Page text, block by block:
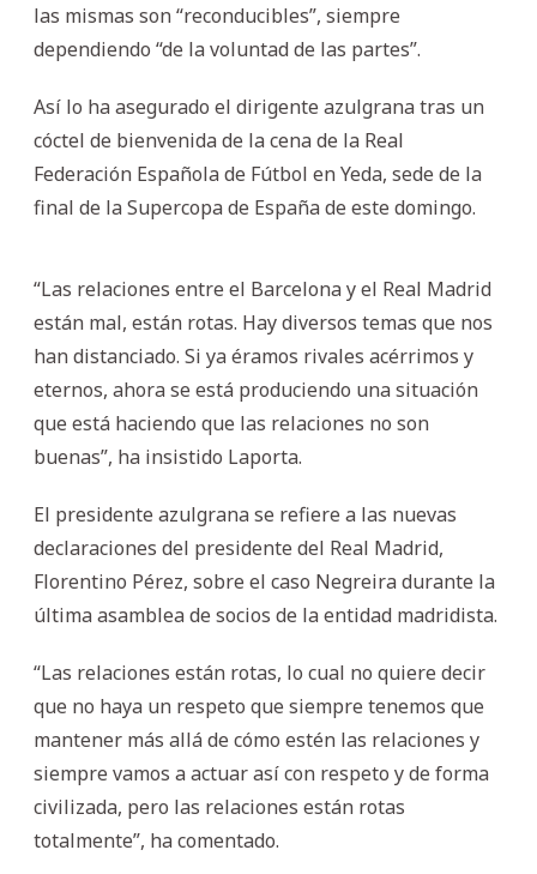
las mismas son “reconducibles”, siempre
dependiendo “de la voluntad de las partes”.
Así lo ha asegurado el dirigente azulgrana tras un
cóctel de bienvenida de la cena de la Real
Federación Española de Fútbol en Yeda, sede de la
final de la Supercopa de España de este domingo.
“Las relaciones entre el Barcelona y el Real Madrid
están mal, están rotas. Hay diversos temas que nos
han distanciado. Si ya éramos rivales acérrimos y
eternos, ahora se está produciendo una situación
que está haciendo que las relaciones no son
buenas”, ha insistido Laporta.
El presidente azulgrana se refiere a las nuevas
declaraciones del presidente del Real Madrid,
Florentino Pérez, sobre el caso Negreira durante la
última asamblea de socios de la entidad madridista.
“Las relaciones están rotas, lo cual no quiere decir
que no haya un respeto que siempre tenemos que
mantener más allá de cómo estén las relaciones y
siempre vamos a actuar así con respeto y de forma
civilizada, pero las relaciones están rotas
totalmente”, ha comentado.